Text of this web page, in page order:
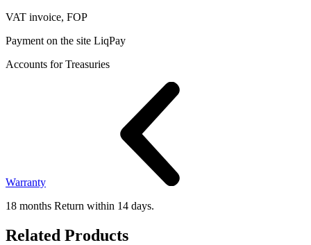
VAT invoice, FOP
Payment on the site LiqPay
Accounts for Treasuries
Warranty
18 months Return within 14 days.
Related Products